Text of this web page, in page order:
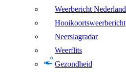
Weerbericht Nederland
Hooikoortsweerbericht
Neerslagradar
Weerflits
Gezondheid